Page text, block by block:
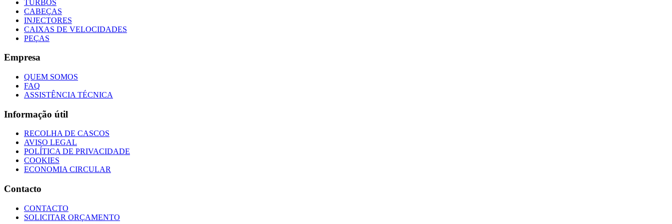
TURBOS
CABEÇAS
INJECTORES
CAIXAS DE VELOCIDADES
PEÇAS
Empresa
QUEM SOMOS
FAQ
ASSISTÊNCIA TÉCNICA
Informação útil
RECOLHA DE CASCOS
AVISO LEGAL
POLÍTICA DE PRIVACIDADE
COOKIES
ECONOMIA CIRCULAR
Contacto
CONTACTO
SOLICITAR ORÇAMENTO